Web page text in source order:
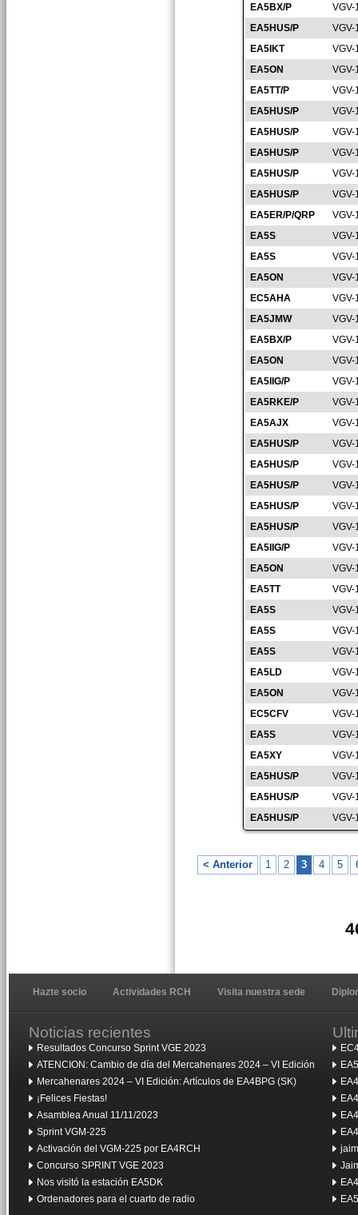
EA5BX/P
VGV-
EA5HUS/P
VGV-
EA5IKT
VGV-
EA5ON
VGV-
EA5TT/P
VGV-
EA5HUS/P
VGV-
EA5HUS/P
VGV-
EA5HUS/P
VGV-
EA5HUS/P
VGV-
EA5HUS/P
VGV-
EA5ER/P/QRP
VGV-
EA5S
VGV-
EA5S
VGV-
EA5ON
VGV-
EC5AHA
VGV-
EA5JMW
VGV-
EA5BX/P
VGV-
EA5ON
VGV-
EA5IIG/P
VGV-
EA5RKE/P
VGV-
EA5AJX
VGV-
EA5HUS/P
VGV-
EA5HUS/P
VGV-
EA5HUS/P
VGV-
EA5HUS/P
VGV-
EA5HUS/P
VGV-
EA5IIG/P
VGV-
EA5ON
VGV-
EA5TT
VGV-
EA5S
VGV-
EA5S
VGV-
EA5S
VGV-
EA5LD
VGV-
EA5ON
VGV-
EC5CFV
VGV-
EA5S
VGV-
EA5XY
VGV-
EA5HUS/P
VGV-
EA5HUS/P
VGV-
EA5HUS/P
VGV-
< Anterior 1 2 3 4 5
Hazte socio Actividades RCH Visita nuestra sede
Noticias recientes
Resultados Concurso Sprint VGE 2023
ATENCION: Cambio de día del Mercahenares 2024 – VI Edición
Mercahenares 2024 – VI Edición: Artículos de EA4BPG (SK)
¡Felices Fiestas!
Asamblea Anual 11/11/2023
Sprint VGM-225
Activación del VGM-225 por EA4RCH
Concurso SPRINT VGE 2023
Nos visitó la estación EA5DK
Ordenadores para el cuarto de radio